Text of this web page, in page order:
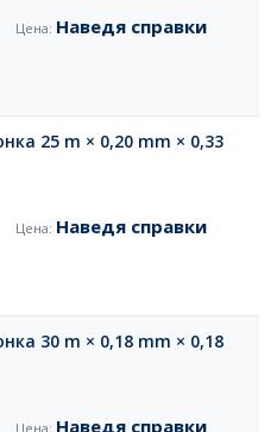
Наведя справки
25 m × 0,20 mm × 0,33
Наведя справки
30 m × 0,18 mm × 0,18
Наведя справки